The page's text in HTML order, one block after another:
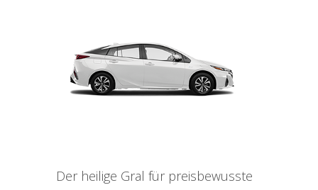
Der heilige Gral für preisbewusste